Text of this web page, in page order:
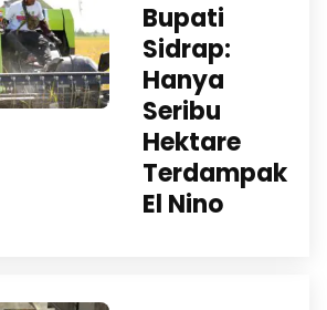
Bupati
Sidrap:
Hanya
Seribu
Hektare
Terdampak
El Nino